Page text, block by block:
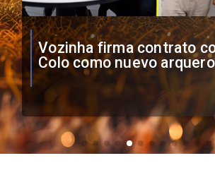
O'Higgins cae por
Boca Juniors en Copa
Sudamericana